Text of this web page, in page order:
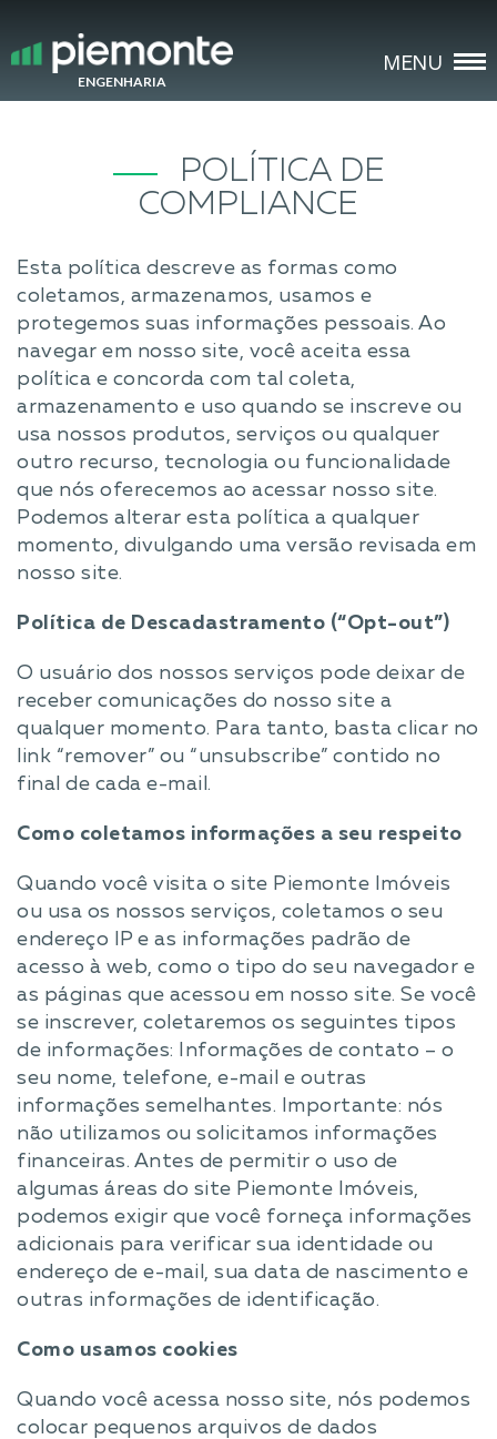
ENGENHARIA
MENU
FECHAR
POLÍTICA DE
COMPLIANCE
Esta política descreve as formas como
coletamos, armazenamos, usamos e
protegemos suas informações pessoais. Ao
navegar em nosso site, você aceita essa
política e concorda com tal coleta,
armazenamento e uso quando se inscreve ou
usa nossos produtos, serviços ou qualquer
outro recurso, tecnologia ou funcionalidade
que nós oferecemos ao acessar nosso site.
Podemos alterar esta política a qualquer
momento, divulgando uma versão revisada em
nosso site.
Política de Descadastramento (“Opt-out”)
O usuário dos nossos serviços pode deixar de
receber comunicações do nosso site a
qualquer momento. Para tanto, basta clicar no
link “remover” ou “unsubscribe” contido no
final de cada e-mail.
Como coletamos informações a seu respeito
Quando você visita o site Piemonte Imóveis
ou usa os nossos serviços, coletamos o seu
endereço IP e as informações padrão de
acesso à web, como o tipo do seu navegador e
as páginas que acessou em nosso site. Se você
se inscrever, coletaremos os seguintes tipos
de informações: Informações de contato – o
seu nome, telefone, e-mail e outras
informações semelhantes. Importante: nós
não utilizamos ou solicitamos informações
financeiras. Antes de permitir o uso de
algumas áreas do site Piemonte Imóveis,
podemos exigir que você forneça informações
adicionais para verificar sua identidade ou
endereço de e-mail, sua data de nascimento e
outras informações de identificação.
Como usamos cookies
Quando você acessa nosso site, nós podemos
colocar pequenos arquivos de dados